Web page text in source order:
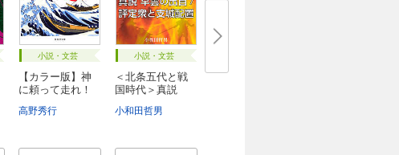
小説・文芸
【カラー版】神
に頼って走れ！
高野秀行
小説・文芸
＜北条五代と戦
国時代＞真説
小和田哲男